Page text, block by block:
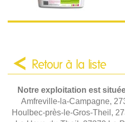
Retour à la liste
Notre exploitation est
Amfreville-la-Campagne,
Houlbec-près-le-Gros-Theil,